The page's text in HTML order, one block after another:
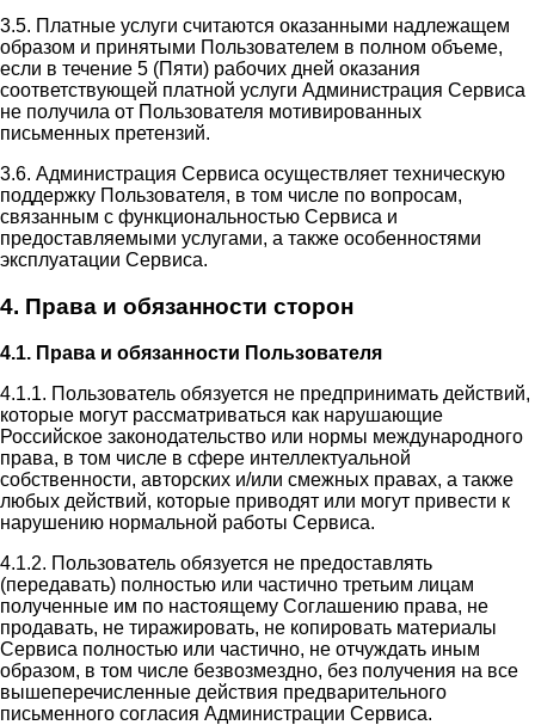
3.5. Платные услуги считаются оказанными надлежащем
образом и принятыми Пользователем в полном объеме,
если в течение 5 (Пяти) рабочих дней оказания
соответствующей платной услуги Администрация Сервиса
не получила от Пользователя мотивированных
письменных претензий.
3.6. Администрация Сервиса осуществляет техническую
поддержку Пользователя, в том числе по вопросам,
связанным с функциональностью Сервиса и
предоставляемыми услугами, а также особенностями
эксплуатации Сервиса.
4. Права и обязанности сторон
4.1. Права и обязанности Пользователя
4.1.1. Пользователь обязуется не предпринимать действий,
которые могут рассматриваться как нарушающие
Российское законодательство или нормы международного
права, в том числе в сфере интеллектуальной
собственности, авторских и/или смежных правах, а также
любых действий, которые приводят или могут привести к
нарушению нормальной работы Сервиса.
4.1.2. Пользователь обязуется не предоставлять
(передавать) полностью или частично третьим лицам
полученные им по настоящему Соглашению права, не
продавать, не тиражировать, не копировать материалы
Сервиса полностью или частично, не отчуждать иным
образом, в том числе безвозмездно, без получения на все
вышеперечисленные действия предварительного
письменного согласия Администрации Сервиса.